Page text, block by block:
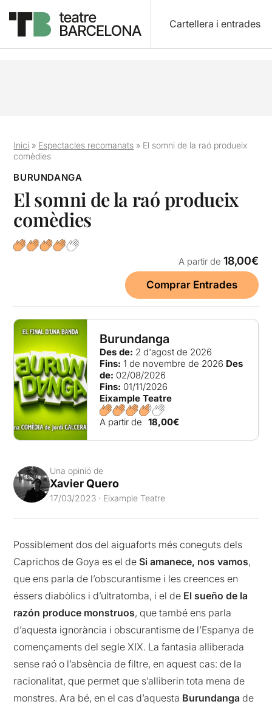
Cartellera i entrades
Inici » Espectacles recomanats » El somni de la raó produeix
comèdies
BURUNDANGA
El somni de la raó produeix
comèdies
A partir de 18,00€
Comprar Entrades
Burundanga
Des de: 2 d'agost de 2026
Fins: 1 de novembre de 2026 Des
de: 02/08/2026
Fins: 01/11/2026
Eixample Teatre
A partir de 18,00€
Una opinió de
Xavier Quero
17/03/2023 · Eixample Teatre
Possiblement dos del aiguaforts més coneguts dels
Caprichos de Goya es el deSi amanece, nos vamos,
que ens parla de l’obscurantisme i les creences en
éssers diabòlics i d’ultratomba, i el de El sueño de la
razón produce monstruos, que també ens parla
d’aquesta ignorància i obscurantisme de l’Espanya de
començaments del segle XIX. La fantasia alliberada
sense raó o l’absència de filtre, en aquest cas: de la
racionalitat, que permet que s’alliberin tota mena de
monstres. Ara bé, en el cas d’aquesta Burundanga de